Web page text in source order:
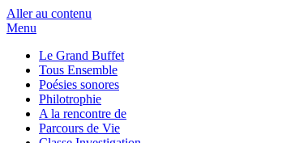
Aller au contenu
Menu
Le Grand Buffet
Tous Ensemble
Poésies sonores
Philotrophie
A la rencontre de
Parcours de Vie